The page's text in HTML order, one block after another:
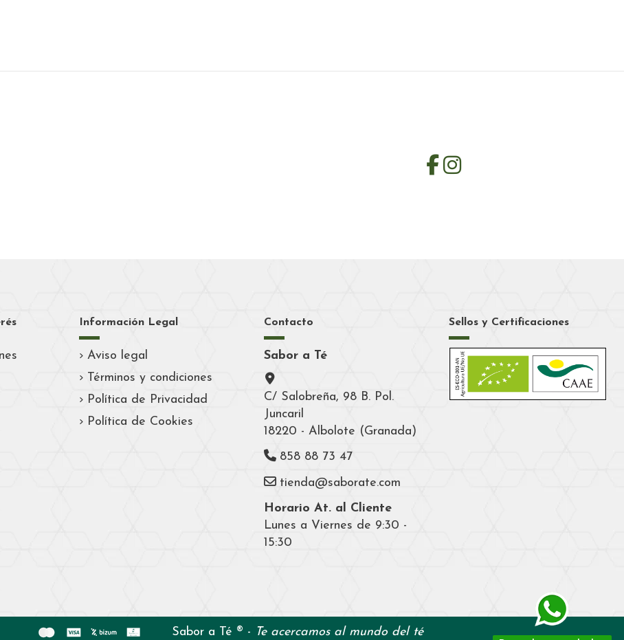
Información Legal
Aviso legal
Términos y condiciones
Política de Privacidad
Política de Cookies
Contacto
Sabor a Té
C/ Salobreña, 98 B. Pol.
Juncaril
18220 - Albolote (Granada)
858 88 73 47
tienda@saborate.com
Horario At. al Cliente
Lunes a Viernes de 9:30 -
15:30
Sellos y Certificaciones
Sabor a Té ® - Te acercamos al mundo del té